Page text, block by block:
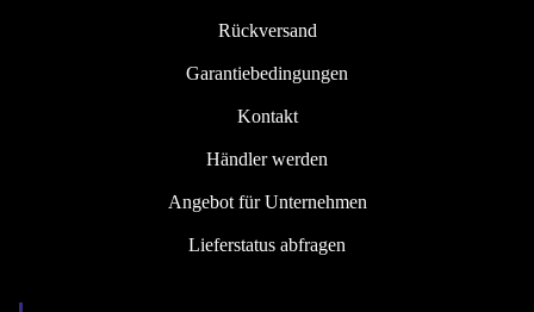
Rückversand
Garantiebedingungen
Kontakt
Händler werden
Angebot für Unternehmen
Lieferstatus abfragen